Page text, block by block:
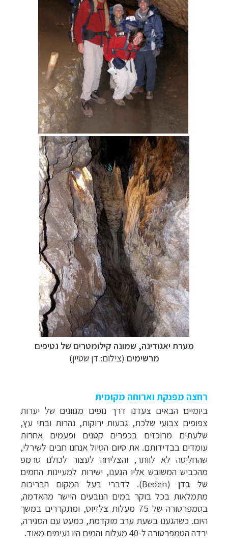
מערת יאגודינה, שמונה קילומטרים של נטיפים
מרשימים (צילום: דן שטיין)
רחצה מפנקת וארוחה מקומית
ביומיים הבאים צעדנו דרך נופים מגוונים של יערות
צפופים צבועי שלכת, גבעות ירוקות, נהרות ובתי עץ,
שלעתים מרוכזים בכפרים קטנים ופעמים אחרות
עומדים בבדידותם. את סיום הטיול אנחנו חבים לשירלי,
שהחליטה לא לוותר, והצליחה לעצור לכולנו טרמפ
מהכביש המשובש אליו הגענו, ישירות למעיינות החמים
שלבדן (
Beden
). לדברי בעל המקום הבריכות
מתמלאות בכל בוקר במים הנובעים היישר מהאדמה,
בטמפרטורה של 75 מעלות צלזיוס, ומתקררים במשך
היום. כשהגענו בשעת ערב מוקדמת, כמעט עם הסגירה,
ירדה הטמפרטורה ל-40 מעלות והמים היו נעימים מאוד.